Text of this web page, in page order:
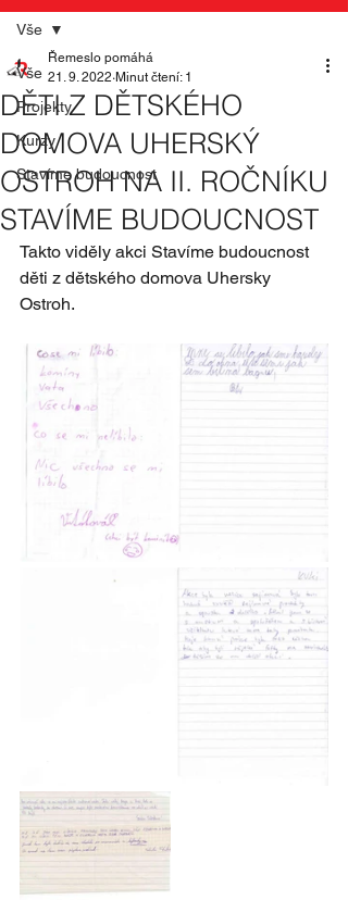
Vše
Projekty
Kurzy
Stavíme budoucnost
Vše
DĚTI Z DĚTSKÉHO
DOMOVA UHERSKÝ
OSTROH NA II. ROČNÍKU
STAVÍME BUDOUCNOST
Řemeslo pomáhá
21. 9. 2022 Minut čtení: 1
Takto viděly akci Stavíme budoucnost
děti z dětského domova Uhersky
Ostroh.